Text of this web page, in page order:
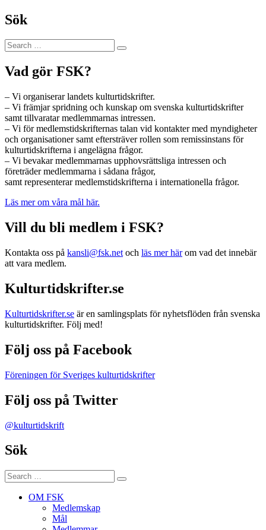
Sök
Search
for:
Search
Vad gör FSK?
– Vi organiserar landets kulturtidskrifter.
– Vi främjar spridning och kunskap om svenska kulturtidskrifter
samt tillvaratar medlemmarnas intressen.
– Vi för medlemstidskrifternas talan vid kontakter med myndigheter
och organisationer samt eftersträver rollen som remissinstans för
kulturtidskrifterna i angelägna frågor.
– Vi bevakar medlemmarnas upphovsrättsliga intressen och
företräder medlemmarna i sådana frågor,
samt representerar medlemstidskrifterna i internationella frågor.
Läs mer om våra mål här.
Vill du bli medlem i FSK?
Kontakta oss på kansli@fsk.net och läs mer härom vad det innebär
att vara medlem.
Kulturtidskrifter.se
Kulturtidskrifter.se är en samlingsplats för nyhetsflöden från svenska
kulturtidskrifter. Följ med!
Följ oss på Facebook
Föreningen för Sveriges kulturtidskrifter
Följ oss på Twitter
@kulturtidskrift
Sök
Search
for:
Search
OM FSK
Medlemskap
Mål